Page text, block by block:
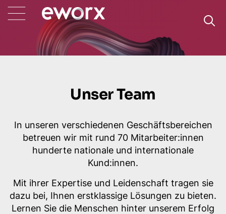
Unser Team
In unseren verschiedenen Geschäftsbereichen
betreuen wir mit rund 70 Mitarbeiter:innen
hunderte nationale und internationale
Kund:innen.
Mit ihrer Expertise und Leidenschaft tragen sie
dazu bei, Ihnen erstklassige Lösungen zu bieten.
Lernen Sie die Menschen hinter unserem Erfolg